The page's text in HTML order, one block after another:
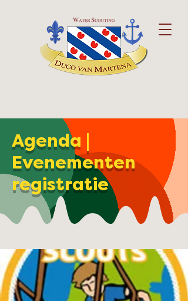
Agenda |
Evenementen
registratie